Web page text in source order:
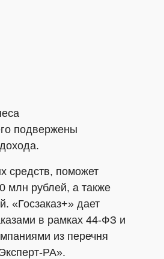
подвержены
средств, поможет
млн рублей, а также
«Госзаказ+» дает
в рамках 44-ФЗ и
из перечня
РА».